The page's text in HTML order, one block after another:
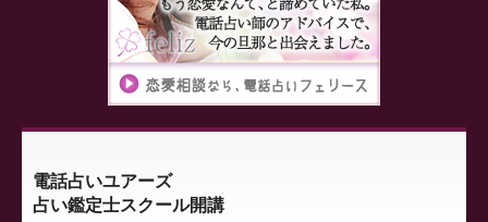
電話占いユアーズ
占い鑑定士スクール開講